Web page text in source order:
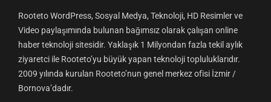
Rooteto WordPress, Sosyal Medya, Teknoloji, HD Resimler ve
Video paylaşımında bulunan bağımsız olarak çalışan online
haber teknoloji sitesidir. Yaklaşık 1 Milyondan fazla tekil aylık
ziyaretci ile Rooteto’yu büyük yapan teknoloji topluluklarıdır.
2009 yılında kurulan Rooteto’nun genel merkez ofisi İzmir /
Bornova’dadır.